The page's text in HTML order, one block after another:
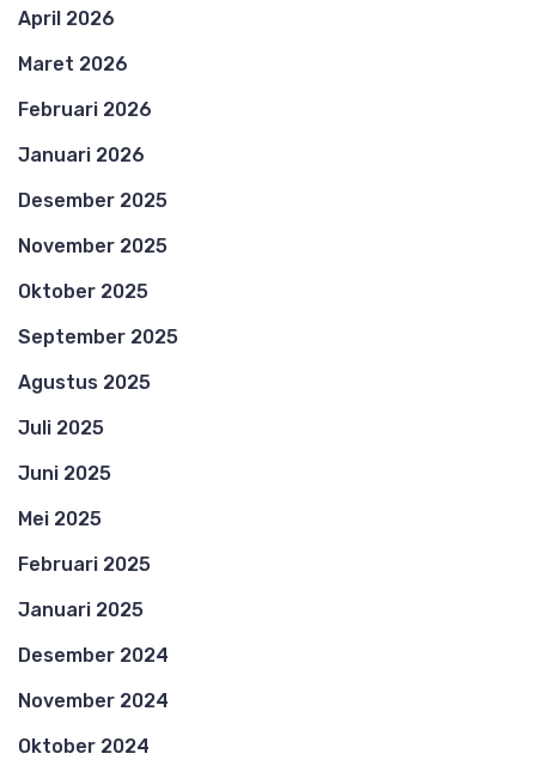
April 2026
Maret 2026
Februari 2026
Januari 2026
Desember 2025
November 2025
Oktober 2025
September 2025
Agustus 2025
Juli 2025
Juni 2025
Mei 2025
Februari 2025
Januari 2025
Desember 2024
November 2024
Oktober 2024